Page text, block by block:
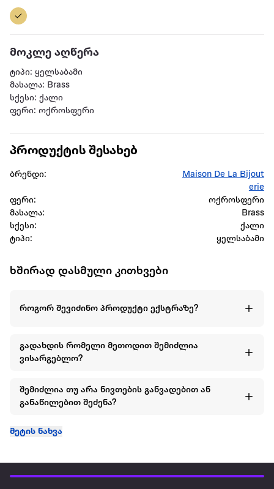
მოკლე აღწერა
ტიპი: ყელსაბამი
მასალა: Brass
სქესი: ქალი
ფერი: ოქროსფერი
პროდუქტის შესახებ
ბრენდი:
Maison De La Bijout
erie
ფერი:
ოქროსფერი
მასალა:
Brass
სქესი:
ქალი
ტიპი:
ყელსაბამი
ხშირად დასმული კითხვები
როგორ შევიძინო პროდუქტი ექსტრაზე?
გადახდის რომელი მეთოდით შემიძლია
ვისარგებლო?
შემიძლია თუ არა ნივთების განვადებით ან
განაწილებით შეძენა?
მეტის ნახვა